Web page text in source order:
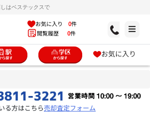
はベステックスで
お気に入り 0件
閲覧履歴 0件
お気に入り
る方はこちら売却査定フォーム